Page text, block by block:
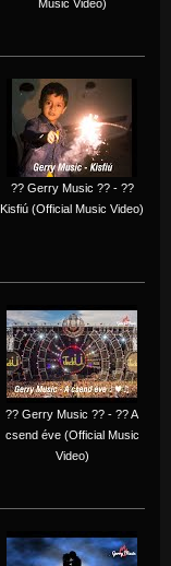
Music Video)
?? Gerry Music ?? - ??
Kisfiú (Official Music Video)
?? Gerry Music ?? - ?? A
csend éve (Official Music
Video)